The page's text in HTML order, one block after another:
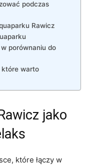
podczas
Rawicz
porównaniu do
które warto
jako
które łączy w